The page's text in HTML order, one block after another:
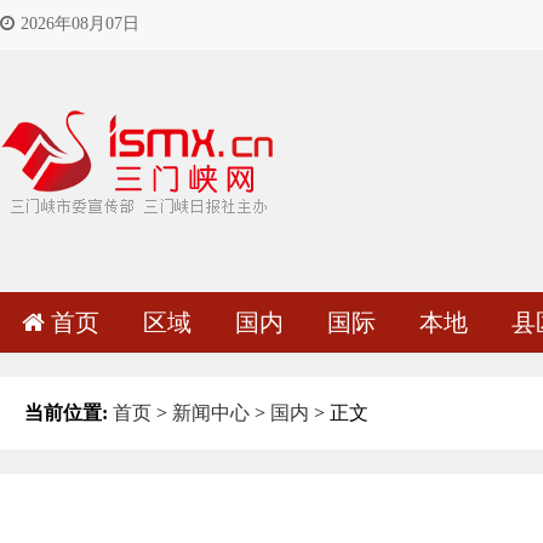
2026年08月07日
首页 区域 国内 国际 本地 县
当前位置: 首页 > 新闻中心 > 国内 > 正文